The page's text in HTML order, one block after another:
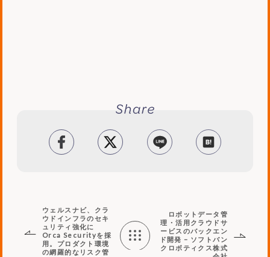
facebooktweet LINE はてブ
ウェルスナビ、クラ
ウドインフラのセキ
ュリティ強化に
Orca Securityを採
用。プロダクト環境
の網羅的なリスク管
ロボットデータ管
理・活用クラウドサ
ービスのバックエン
ド開発 – ソフトバン
クロボティクス株式